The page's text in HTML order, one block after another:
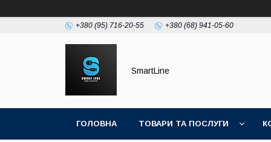
+380 (95) 716-20-55 +380 (68) 941-05-60
SmartLine
ГОЛОВНА ТОВАРИ ТА ПОСЛУГИ